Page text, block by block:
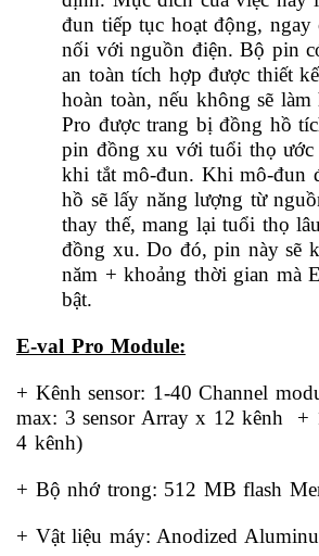
đun tiếp tục hoạt động, ngay
nối với nguồn điện. Bộ pin
an toàn tích hợp được thiết
hoàn toàn, nếu không sẽ
Pro được trang bị đồng hồ
pin đồng xu với tuổi thọ ước
khi tắt mô-đun. Khi mô-đun
hồ sẽ lấy năng lượng từ
thay thế, mang lại tuổi thọ
đồng xu. Do đó, pin này sẽ
năm + khoảng thời gian mà
bật.
E-val Pro Module:
+ Kênh sensor: 1-40 Channel
max: 3 sensor Array x 12 kênh +
4 kênh)
+ Bộ nhớ trong: 512 MB flash
+ Vật liệu máy: Anodized